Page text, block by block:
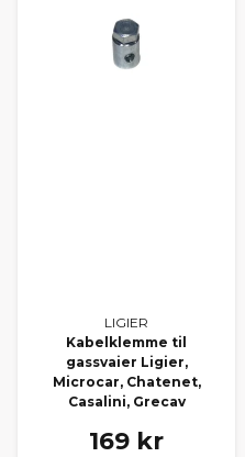
LIGIER
Kabelklemme til
gassvaier Ligier,
Microcar, Chatenet,
Casalini, Grecav
169 kr